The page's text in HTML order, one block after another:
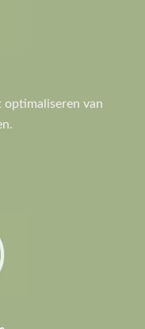
van